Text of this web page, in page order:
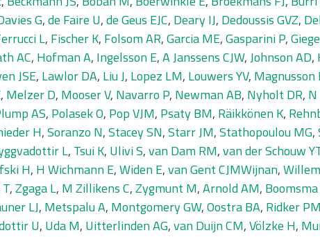
G,de Faire U,de Geus EJC, Deary IJ, Dedoussis GVZ,
L, Fischer K, Folsom AR,Garcia ME,Gasparini P,
AC, Hofman A, Ingelsson E,A Janssens CJW,Johnson AD,
JSE, Lawlor DA, Liu J, Lopez LM, Louwers YV, Magnusson
, Melzer D, Mooser V, Navarro P, Newman AB, Nyholt DR,
AS, Polasek O, Pop VJM, Psaty BM, Räikkönen K,
H,Soranzo N,Stacey SN,Starr JM,Stathopoulou MG,
L, Tsui K, Ulivi S,van Dam RM,van der Schouw
H, H Wichmann E,Widen E,van Gent CJMWijnan,
,Zgaga L, M Zillikens C,Zygmunt M,Arnold AM,
LJ, Metspalu A, Montgomery GW,Oostra BA, Ridker PM
U, Uda M, Uitterlinden AG,van Duijn CM,Völzke H,